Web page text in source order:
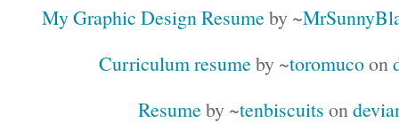
My Graphic Design Resume by ~
Curriculum resume by ~toromucoon
Resume by ~tenbiscuits on